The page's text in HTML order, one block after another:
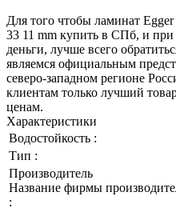
Для того чтобы ламинат
33 11 mm купить в СПб, и при
деньги, лучше всего
являемся официальным
северо-западном регионе
клиентам только лучший
ценам.
Характеристики
Водостойкость :
Тип :
Производитель
Название фирмы
: